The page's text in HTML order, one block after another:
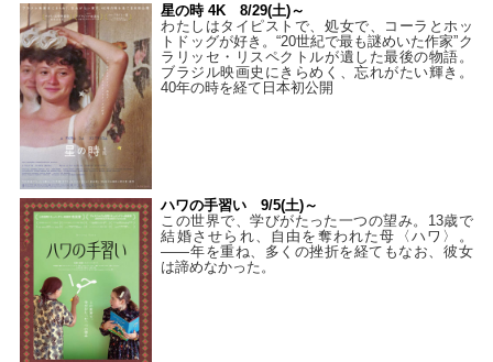
星の時 4K 8/29(土)～
わたしはタイピストで、処⼥で、コーラとホッ
トドッグが好き。“20世紀で最も謎めいた作家”ク
ラリッセ・リスペクトルが遺した最後の物語。
ブラジル映画史にきらめく、忘れがたい輝き。
40年の時を経て⽇本初公開
ハワの手習い 9/5(土)～
この世界で、学びがたった一つの望み。13歳で
結婚させられ、自由を奪われた母〈ハワ〉。
——年を重ね、多くの挫折を経てもなお、彼女
は諦めなかった。